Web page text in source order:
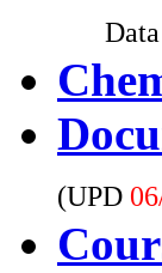
(UPD